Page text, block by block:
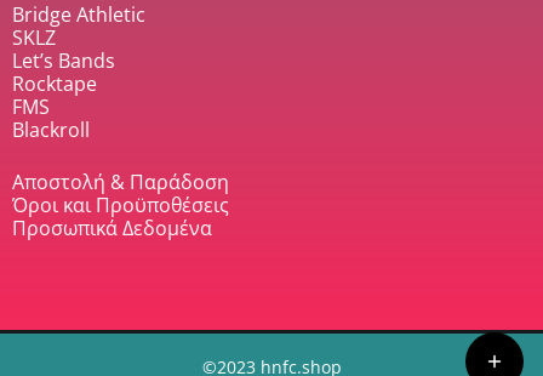
Bridge Athletic
SKLZ
Let’s Bands
Rocktape
FMS
Blackroll
Αποστολή & Παράδοση
Όροι και Προϋποθέσεις
Προσωπικά Δεδομένα
©2023 hnfc.shop